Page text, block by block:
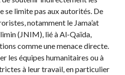
se limite pas aux autorités. De
notamment le Jama’at
(JNIM), lié à Al-Qaïda,
comme une menace directe.
les équipes humanitaires ou à
à leur travail, en particulier